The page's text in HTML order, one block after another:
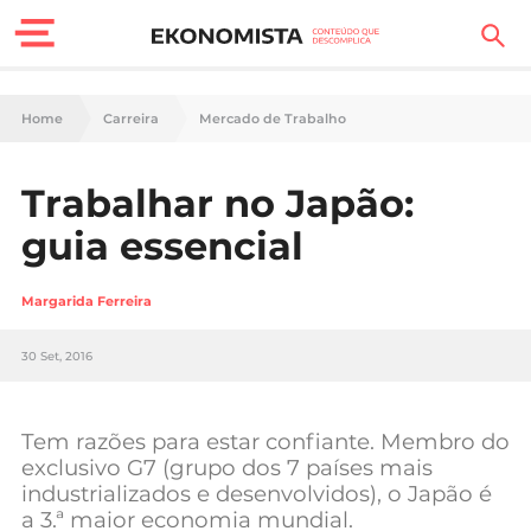
Finanças Pessoais
Carreira
Casa
Tecnologia
Negócios
Home Carreira Mercado de Trabalho
Trabalhar no Japão:
guia essencial
Margarida Ferreira
30 Set, 2016
Tem razões para estar confiante. Membro do
exclusivo G7 (grupo dos 7 países mais
industrializados e desenvolvidos), o Japão é
a 3.ª maior economia mundial.